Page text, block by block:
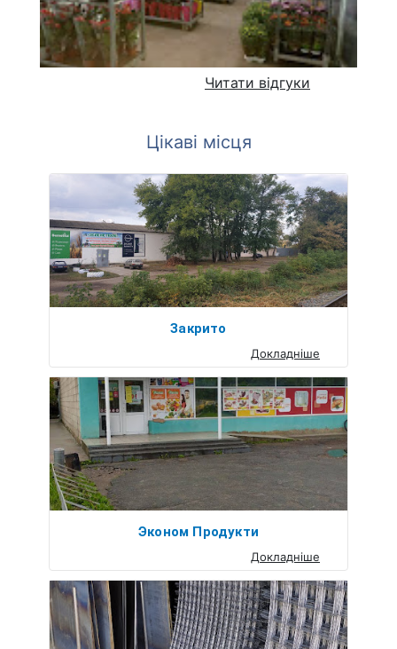
Читати відгуки
Цікаві місця
Закрито
Докладніше
Эконом Продукти
Докладніше